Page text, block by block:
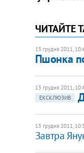
ЧИТАЙТЕ
13 грудня 2011,
Пшонка
13 грудня 2011,
ЕКСКЛЮЗИВ
13 грудня 2011,
​Завтра